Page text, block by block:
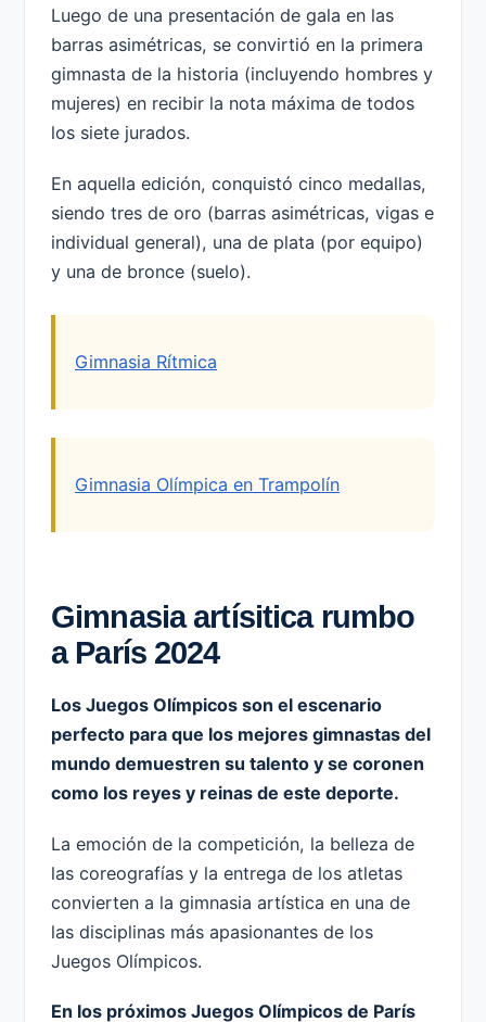
Luego de una presentación de gala en las
barras asimétricas, se convirtió en la primera
gimnasta de la historia (incluyendo hombres y
mujeres) en recibir la nota máxima de todos
los siete jurados.
En aquella edición, conquistó cinco medallas,
siendo tres de oro (barras asimétricas, vigas e
individual general), una de plata (por equipo)
y una de bronce (suelo).
Gimnasia Rítmica
Gimnasia Olímpica en Trampolín
Gimnasia artísitica rumbo
a París 2024
Los Juegos Olímpicos son el escenario
perfecto para que los mejores gimnastas del
mundo demuestren su talento y se coronen
como los reyes y reinas de este deporte.
La emoción de la competición, la belleza de
las coreografías y la entrega de los atletas
convierten a la gimnasia artística en una de
las disciplinas más apasionantes de los
Juegos Olímpicos.
En los próximos Juegos Olímpicos de París